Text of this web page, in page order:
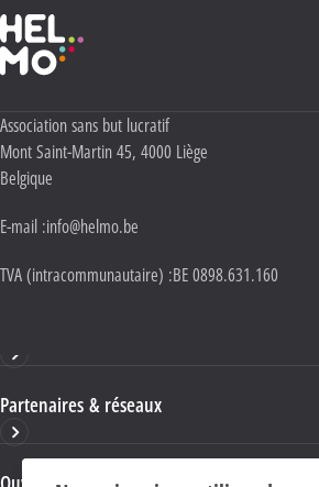
Haute École Libre Mosane
Adresse :
Association sans but lucratif
Mont Saint-Martin 45, 4000 Liège
Belgique
E-mail :info@helmo.be
TVA (intracommunautaire) :BE 0898.631.160
Partenaires & réseaux